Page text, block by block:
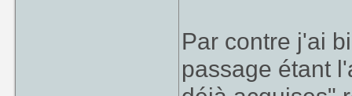
Par contre j'ai
passage étant